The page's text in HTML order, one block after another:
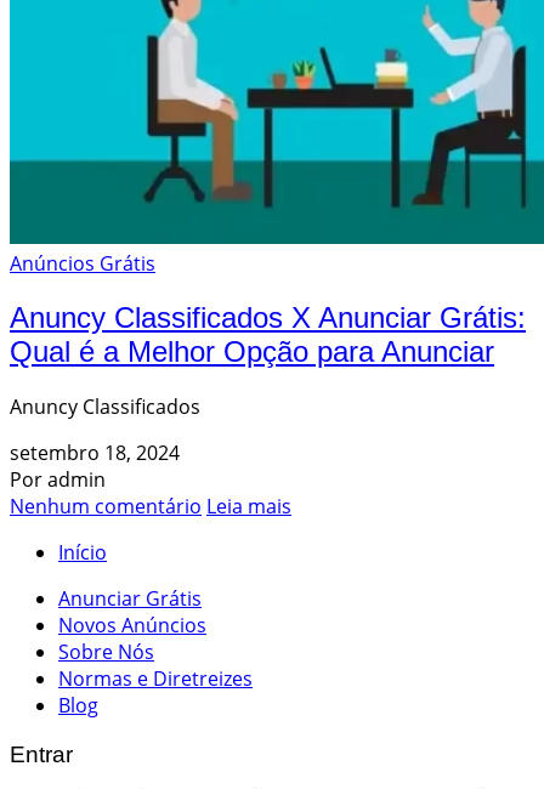
Anúncios Grátis
Anuncy Classificados X Anunciar Grátis:
Qual é a Melhor Opção para Anunciar
Anuncy Classificados
setembro 18, 2024
Por admin
Nenhum comentário Leia mais
Início
Anunciar Grátis
Novos Anúncios
Sobre Nós
Normas e Diretreizes
Blog
Entrar